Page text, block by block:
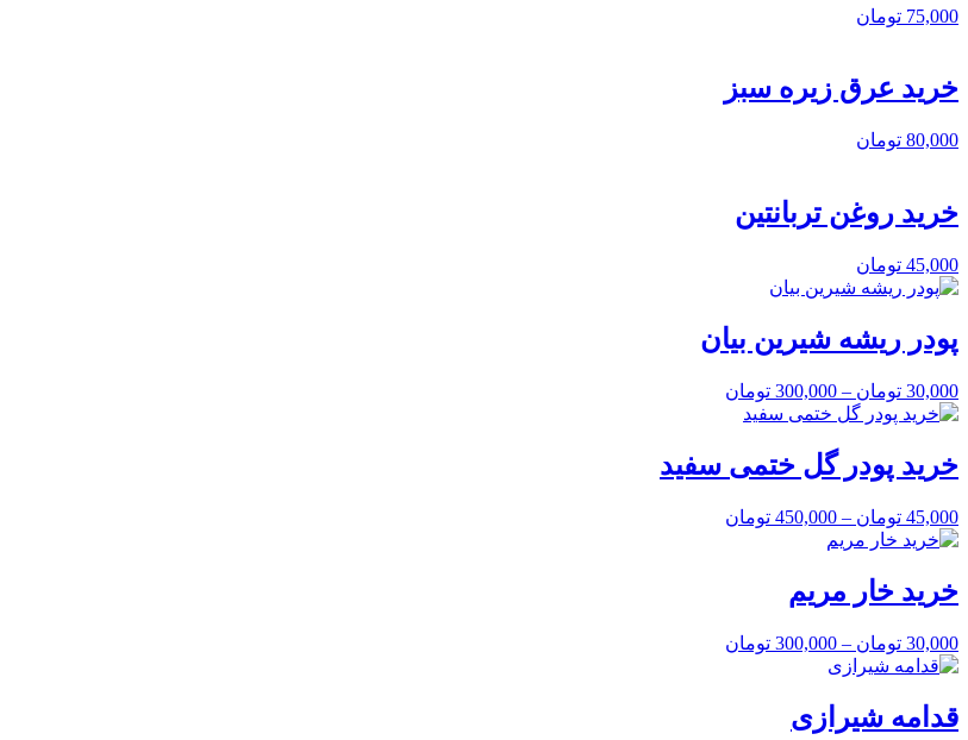
75,000 تومان
خرید عرق زیره سبز
80,000 تومان
خرید روغن تربانتین
45,000 تومان
پودر ریشه شیرین بیان
30,000 تومان –
300,000 تومان
خرید پودر گل ختمی سفید
45,000 تومان –
450,000 تومان
خرید خار مریم
30,000 تومان –
300,000 تومان
قدامه شیرازی